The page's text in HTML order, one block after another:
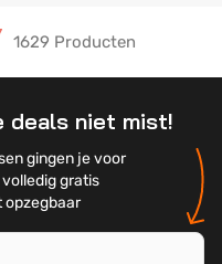
1629 Producten
deals niet mist!
gingen je voor
gratis
opzegbaar